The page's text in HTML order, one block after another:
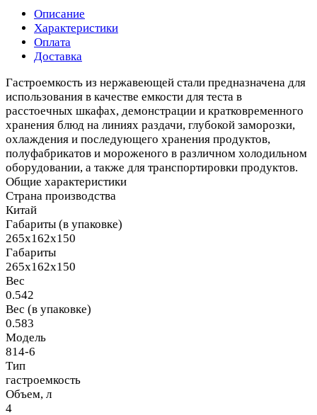
Описание
Характеристики
Оплата
Доставка
Гастроемкость из нержавеющей стали предназначена для
использования в качестве емкости для теста в
расстоечных шкафах, демонстрации и кратковременного
хранения блюд на линиях раздачи, глубокой заморозки,
охлаждения и последующего хранения продуктов,
полуфабрикатов и мороженого в различном холодильном
оборудовании, а также для транспортировки продуктов.
Общие характеристики
Страна производства
Китай
Габариты (в упаковке)
265х162х150
Габариты
265х162х150
Вес
0.542
Вес (в упаковке)
0.583
Модель
814-6
Тип
гастроемкость
Объем, л
4